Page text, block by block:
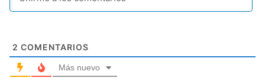
2 COMENTARIOS
Más nuevo